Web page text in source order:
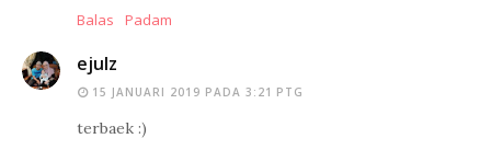
Balas
Padam
ejulz
15 JANUARI 2019 PADA 3:21 PTG
terbaek :)